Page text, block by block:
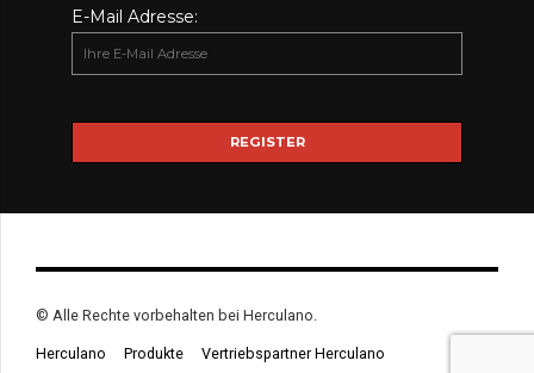
E-Mail Adresse:
© Alle Rechte vorbehalten bei Herculano.
Herculano Produkte
Vertriebspartner Herculano